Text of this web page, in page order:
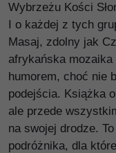
Wybrzeżu Kości
I o każdej z tych
Masaj, zdolny jak
afrykańska mozaika
humorem, choć nie
podejścia. Książka
ale przede
na swojej drodze.
podróżnika, dla